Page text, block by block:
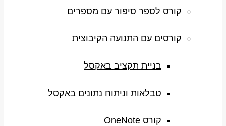
קורס לספר סיפור עם מספרים
קורסים עם התנועה הקיבוצית
בניית תקציב באקסל
טבלאות וניתוח נתונים באקסל
קורס OneNote